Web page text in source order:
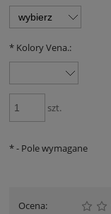
* Kolory Vena.:
szt.
*- Pole wymagane
Ocena: